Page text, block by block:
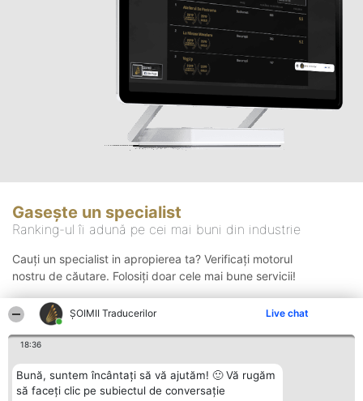
ȘOIMII Traducerilor Live chat
18:36
Bună, suntem încântați să vă ajutăm! 🙂 Vă rugăm
să faceți clic pe subiectul de conversație
Gasește un specialist
Ranking-ul îi adună pe cei mai buni din industrie
Cauți un specialist in apropierea ta? Verificați motorul
nostru de căutare. Folosiți doar cele mai bune servicii!